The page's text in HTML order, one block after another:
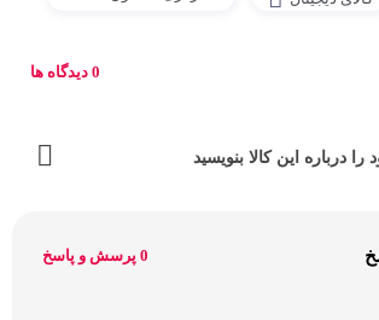
0 دیدگاه ها
را درباره این کالا بنویسید
0 پرسش و پاسخ